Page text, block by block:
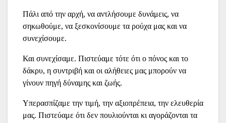
Πάλι από την αρχή, να αντλήσουμε δυνάμεις, να
σηκωθούμε, να ξεσκονίσουμε τα ρούχα μας και να
συνεχίσουμε.
Και συνεχίσαμε. Πιστεύαμε τότε ότι ο πόνος και το
δάκρυ, η συντριβή και οι αλήθειες μας μπορούν να
γίνουν πηγή δύναμης και ζωής.
Υπερασπίζαμε την τιμή, την αξιοπρέπεια, την ελευθερία
μας. Πιστεύαμε ότι δεν πουλιούνται κι αγοράζονται τα